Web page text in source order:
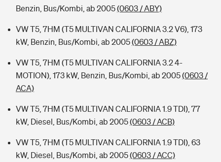
Benzin, Bus/Kombi, ab 2005(0603 / ABY)
VW T5, 7HM (T5 MULTIVAN CALIFORNIA 3.2 V6), 173
kW, Benzin, Bus/Kombi, ab 2005(0603 / ABZ)
VW T5, 7HM (T5 MULTIVAN CALIFORNIA 3.2 4-
MOTION), 173 kW, Benzin, Bus/Kombi, ab 2005(0603 /
ACA)
VW T5, 7HM (T5 MULTIVAN CALIFORNIA 1.9 TDI), 77
kW, Diesel, Bus/Kombi, ab 2005(0603 / ACB)
VW T5, 7HM (T5 MULTIVAN CALIFORNIA 1.9 TDI), 63
kW, Diesel, Bus/Kombi, ab 2005(0603 / ACC)